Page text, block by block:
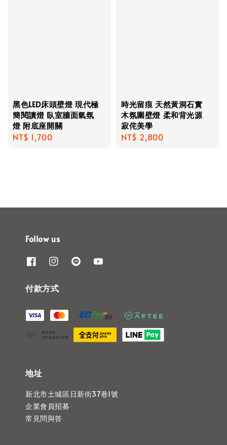
黑色LED床頭壁燈 現代極
簡閱讀燈 臥室牆面氣氛
燈 附底座開關
Regular
NT$ 1,700
時光留痕 天然黃洞石實
木氛圍壁燈 柔和背光源
寂侘美學
Regular
NT$ 2,800
Follow us
付款方式
地址
新北市土城區日新街37巷1號
企業會員招募
常見問與答